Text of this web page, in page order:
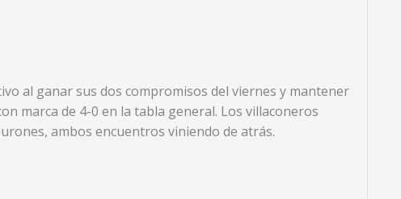
al ganar sus dos compromisos del viernes y mantener
marca de 4-0 en la tabla general. Los villaconeros
ambos encuentros viniendo de atrás.